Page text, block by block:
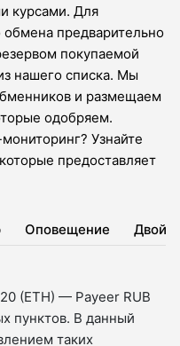
курсами. Для
предварительно
покупаемой
нашего списка. Мы
и размещаем
одобряем.
Узнайте
предоставляет
Оповещение
(ETH) — Payeer RUB
пунктов. В данный
таких